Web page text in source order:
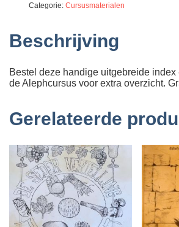
Categorie: Cursusmaterialen
Beschrijving
Bestel deze handige uitgebreide
de Alephcursus voor extra overzicht.
Gerelateerde